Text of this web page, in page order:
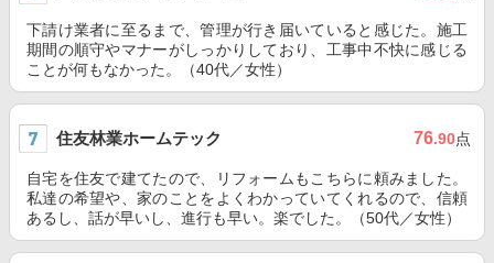
下請け業者に至るまで、管理が行き届いていると感じた。施工
期間の順守やマナーがしっかりしており、工事中不快に感じる
ことが何もなかった。（40代／女性）
住友林業ホームテック 76.90点
自宅を住友で建てたので、リフォームもこちらに頼みました。
私達の希望や、家のことをよくわかっていてくれるので、信頼
あるし、話が早いし、進行も早い。楽でした。（50代／女性）